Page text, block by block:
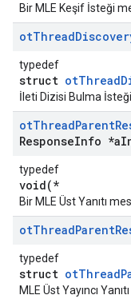
Bir MLE Keşif İsteği
otThread
typedef
struct
İleti Dizisi Bulma
otThreadParent
ResponseInfo *a
typedef
void(*
Bir MLE Üst Yanıtı
otThreadParent
typedef
struct
MLE Üst Yayıncı